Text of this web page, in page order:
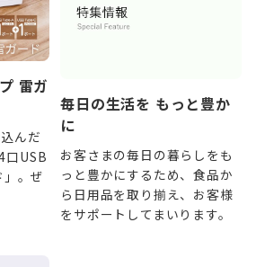
雷ガ
んだ
口USB
。ぜ
毎日の生活を もっと豊か
に
お客さまの毎日の暮らしをも
っと豊かにするため、食品か
ら日用品を取り揃え、お客様
をサポートしてまいります。